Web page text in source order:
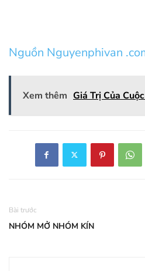
Nguồn Nguyenphivan
Xem thêm Giá Trị Của
Bài trước
NHÓM MỞ NHÓM KÍN